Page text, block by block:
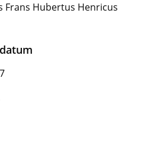
Frans Hubertus Henricus